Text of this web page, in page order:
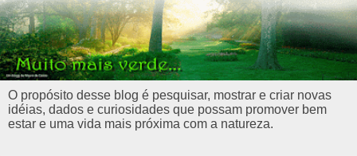
O propósito desse blog é pesquisar, mostrar e criar novas
idéias, dados e curiosidades que possam promover bem
estar e uma vida mais próxima com a natureza.